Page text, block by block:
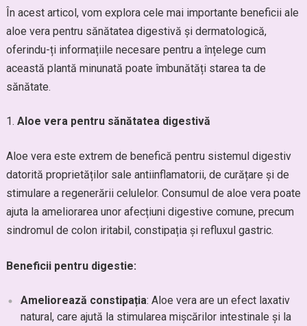
În acest articol, vom explora cele mai importante beneficii ale
aloe vera pentru sănătatea digestivă și dermatologică,
oferindu-ți informațiile necesare pentru a înțelege cum
această plantă minunată poate îmbunătăți starea ta de
sănătate.
Aloe vera pentru sănătatea digestivă
Aloe vera este extrem de benefică pentru sistemul digestiv
datorită proprietăților sale antiinflamatorii, de curățare și de
stimulare a regenerării celulelor. Consumul de aloe vera poate
ajuta la ameliorarea unor afecțiuni digestive comune, precum
sindromul de colon iritabil, constipația și refluxul gastric.
Beneficii pentru digestie:
Ameliorează constipația: Aloe vera are un efect laxativ
natural, care ajută la stimularea mișcărilor intestinale și la